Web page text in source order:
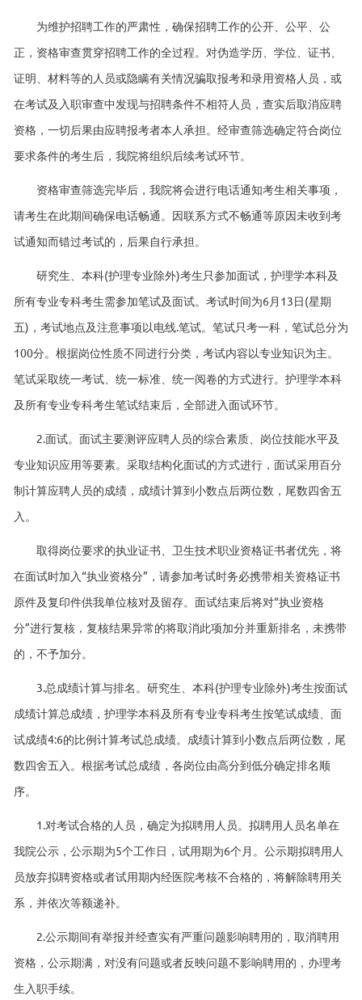
为维护招聘工作的严肃性，确保招聘工作的公开、公平、公
正，资格审查贯穿招聘工作的全过程。对伪造学历、学位、证书、
证明、材料等的人员或隐瞒有关情况骗取报考和录用资格人员，或
在考试及入职审查中发现与招聘条件不相符人员，查实后取消应聘
资格，一切后果由应聘报考者本人承担。经审查筛选确定符合岗位
要求条件的考生后，我院将组织后续考试环节。
资格审查筛选完毕后，我院将会进行电话通知考生相关事项，
请考生在此期间确保电话畅通。因联系方式不畅通等原因未收到考
试通知而错过考试的，后果自行承担。
研究生、本科(护理专业除外)考生只参加面试，护理学本科及
所有专业专科考生需参加笔试及面试。考试时间为6月13日(星期
五)，考试地点及注意事项以电线.笔试。笔试只考一科，笔试总分为
100分。根据岗位性质不同进行分类，考试内容以专业知识为主。
笔试采取统一考试、统一标准、统一阅卷的方式进行。护理学本科
及所有专业专科考生笔试结束后，全部进入面试环节。
2.面试。面试主要测评应聘人员的综合素质、岗位技能水平及
专业知识应用等要素。采取结构化面试的方式进行，面试采用百分
制计算应聘人员的成绩，成绩计算到小数点后两位数，尾数四舍五
入。
取得岗位要求的执业证书、卫生技术职业资格证书者优先，将
在面试时加入“执业资格分”，请参加考试时务必携带相关资格证书
原件及复印件供我单位核对及留存。面试结束后将对“执业资格
分”进行复核，复核结果异常的将取消此项加分并重新排名，未携带
的，不予加分。
3.总成绩计算与排名。研究生、本科(护理专业除外)考生按面试
成绩计算总成绩，护理学本科及所有专业专科考生按笔试成绩、面
试成绩4:6的比例计算考试总成绩。成绩计算到小数点后两位数，尾
数四舍五入。根据考试总成绩，各岗位由高分到低分确定排名顺
序。
1.对考试合格的人员，确定为拟聘用人员。拟聘用人员名单在
我院公示，公示期为5个工作日，试用期为6个月。公示期拟聘用人
员放弃拟聘资格或者试用期内经医院考核不合格的，将解除聘用关
系，并依次等额递补。
2.公示期间有举报并经查实有严重问题影响聘用的，取消聘用
资格，公示期满，对没有问题或者反映问题不影响聘用的，办理考
生入职手续。